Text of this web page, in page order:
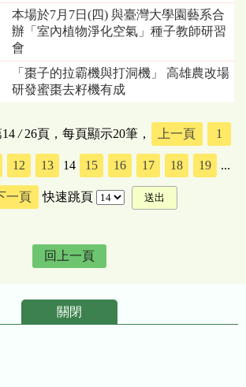
本場於7月7日(四) 與臺灣大學園藝系合
辦「室內植物淨化空氣」種子教師研習
會
「棗子的拉霸機與打洞機」 高雄農改場
研發蜜棗去籽機有成
/26頁，每頁顯示20筆， 上一頁 1
12 13 14 15 16 17 18 19 ...
一頁 快速跳頁
回上一頁
關閉